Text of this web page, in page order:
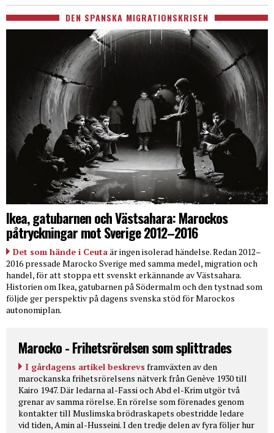
DEN SPANSKA MIGRATIONSKRISEN
Ikea, gatubarnen och Västsahara: Marockos
påtryckningar mot Sverige 2012–2016
Det som hände i Ceutaär ingen isolerad händelse. Redan 2012–
2016 pressade Marocko Sverige med samma medel, migration och
handel, för att stoppa ett svenskt erkännande av Västsahara.
Historien om Ikea, gatubarnen på Södermalm och den tystnad som
följde ger perspektiv på dagens svenska stöd för Marockos
autonomiplan.
Marocko - Frihetsrörelsen som splittrades
I gårdagens artikel beskrevs framväxten av den
marockanska frihetsrörelsens nätverk från Genève 1930 till
Kairo 1947. Där ledarna al-Fassi och Abd el-Krim utgör två
grenar av samma rörelse. En rörelse som förenades genom
kontakter till Muslimska brödraskapets obestridde ledare
vid tiden, Amin al-Husseini. I den tredje delen av fyra följer hur